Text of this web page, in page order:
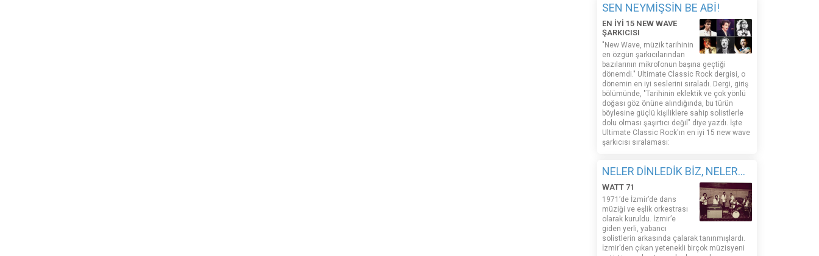
SEN NEYMİŞSİN BE ABİ!
EN İYİ 15 NEW WAVE
ŞARKICISI
"New Wave, müzik tarihinin
en özgün şarkıcılarından
bazılarının mikrofonun başına geçtiği
dönemdi." Ultimate Classic Rock dergisi, o
dönemin en iyi seslerini sıraladı. Dergi, giriş
bölümünde, "Tarihinin eklektik ve çok yönlü
doğası göz önüne alındığında, bu türün
böylesine güçlü kişiliklere sahip solistlerle
dolu olması şaşırtıcı değil" diye yazdı. İşte
Ultimate Classic Rock'ın en iyi 15 new wave
şarkıcısı sıralaması:
NELER DİNLEDİK BİZ, NELER...
WATT 71
1971’de İzmir’de dans
müziği ve eşlik orkestrası
olarak kuruldu. İzmir’e
giden yerli, yabancı
solistlerin arkasında çalarak tanınmışlardı.
İzmir’den çıkan yetenekli birçok müzisyeni